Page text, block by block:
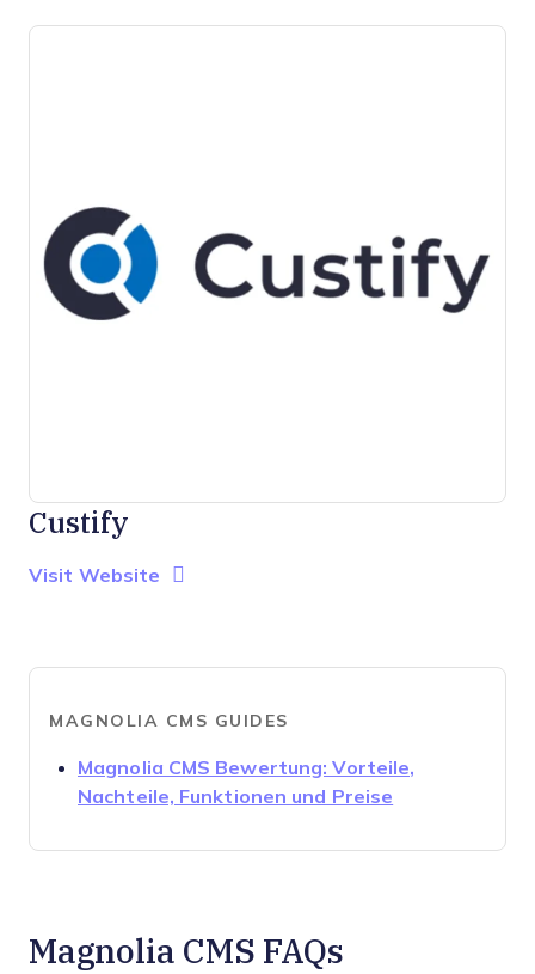
Custify
Visit Website Opens New Window
MAGNOLIA CMS GUIDES
Magnolia CMS Bewertung: Vorteile,
Nachteile, Funktionen und Preise
Magnolia CMS FAQs